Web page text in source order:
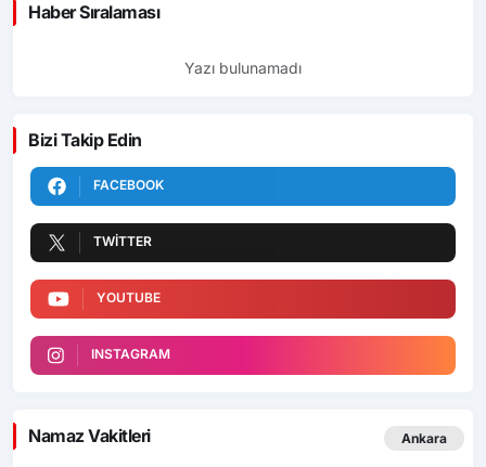
Haber Sıralaması
Yazı bulunamadı
Bizi Takip Edin
FACEBOOK
TWITTER
YOUTUBE
INSTAGRAM
Namaz Vakitleri Ankara